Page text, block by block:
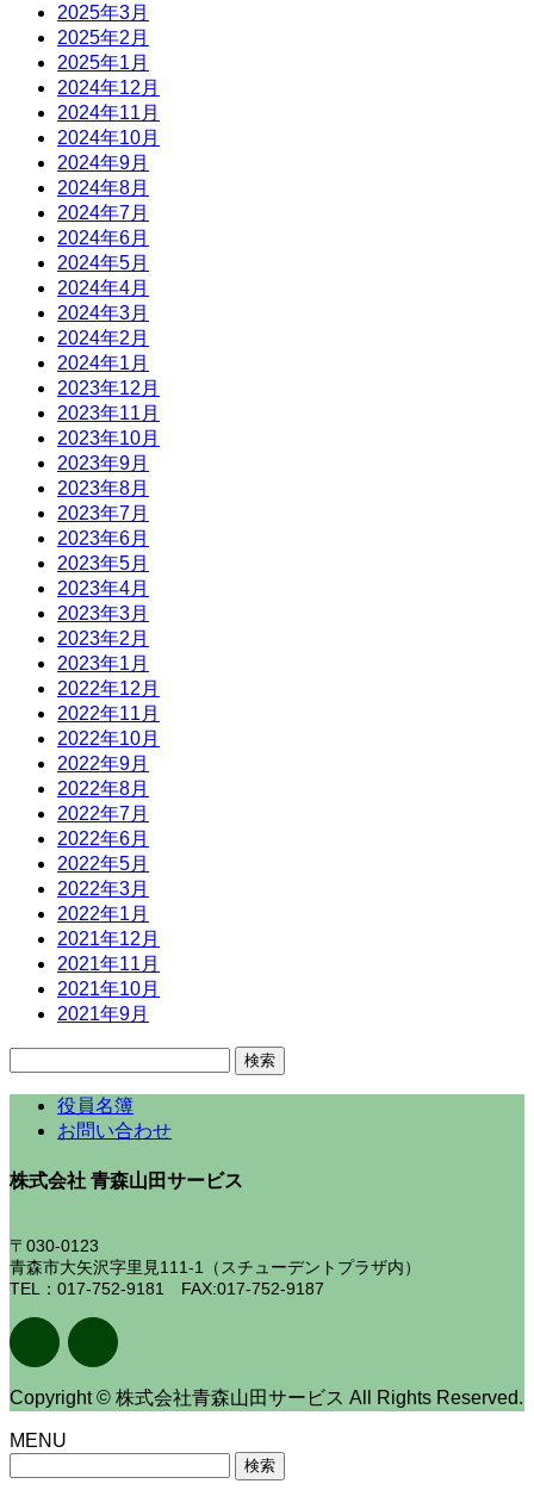
2025年3月
2025年2月
2025年1月
2024年12月
2024年11月
2024年10月
2024年9月
2024年8月
2024年7月
2024年6月
2024年5月
2024年4月
2024年3月
2024年2月
2024年1月
2023年12月
2023年11月
2023年10月
2023年9月
2023年8月
2023年7月
2023年6月
2023年5月
2023年4月
2023年3月
2023年2月
2023年1月
2022年12月
2022年11月
2022年10月
2022年9月
2022年8月
2022年7月
2022年6月
2022年5月
2022年3月
2022年1月
2021年12月
2021年11月
2021年10月
2021年9月
役員名簿
お問い合わせ
株式会社 青森山田サービス
〒030-0123
青森市大矢沢字里見111-1（スチューデントプラザ内）
TEL：017-752-9181 FAX:017-752-9187
Copyright © 株式会社青森山田サービス All Rights Reserved.
MENU